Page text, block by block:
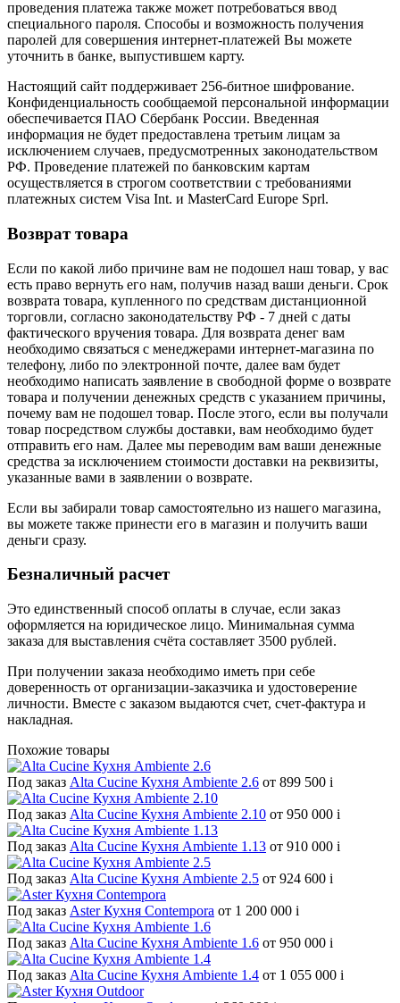
проведения платежа также может потребоваться ввод
специального пароля. Способы и возможность получения
паролей для совершения интернет-платежей Вы можете
уточнить в банке, выпустившем карту.
Настоящий сайт поддерживает 256-битное шифрование.
Конфиденциальность сообщаемой персональной информации
обеспечивается ПАО Сбербанк России. Введенная
информация не будет предоставлена третьим лицам за
исключением случаев, предусмотренных законодательством
РФ. Проведение платежей по банковским картам
осуществляется в строгом соответствии с требованиями
платежных систем Visa Int. и MasterCard Europe Sprl.
Возврат товара
Если по какой либо причине вам не подошел наш товар, у вас
есть право вернуть его нам, получив назад ваши деньги. Срок
возврата товара, купленного по средствам дистанционной
торговли, согласно законодательству РФ - 7 дней с даты
фактического вручения товара. Для возврата денег вам
необходимо связаться с менеджерами интернет-магазина по
телефону, либо по электронной почте, далее вам будет
необходимо написать заявление в свободной форме о возврате
товара и получении денежных средств с указанием причины,
почему вам не подошел товар. После этого, если вы получали
товар посредством службы доставки, вам необходимо будет
отправить его нам. Далее мы переводим вам ваши денежные
средства за исключением стоимости доставки на реквизиты,
указанные вами в заявлении о возврате.
Если вы забирали товар самостоятельно из нашего магазина,
вы можете также принести его в магазин и получить ваши
деньги сразу.
Безналичный расчет
Это единственный способ оплаты в случае, если заказ
оформляется на юридическое лицо. Минимальная сумма
заказа для выставления счёта составляет 3500 рублей.
При получении заказа необходимо иметь при себе
доверенность от организации-заказчика и удостоверение
личности. Вместе с заказом выдаются счет, счет-фактура и
накладная.
Похожие товары
Под заказ Alta Cucine Кухня Ambiente 2.6 от 899 500 i
Под заказ Alta Cucine Кухня Ambiente 2.10 от 950 000 i
Под заказ Alta Cucine Кухня Ambiente 1.13 от 910 000 i
Под заказ Alta Cucine Кухня Ambiente 2.5 от 924 600 i
Под заказ Aster Кухня Contempora от 1 200 000 i
Под заказ Alta Cucine Кухня Ambiente 1.6 от 950 000 i
Под заказ Alta Cucine Кухня Ambiente 1.4 от 1 055 000 i